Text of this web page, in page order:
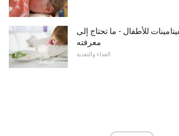
للأطفال - ما تحتاج إلى
معرفته
الغذاء والتغذية